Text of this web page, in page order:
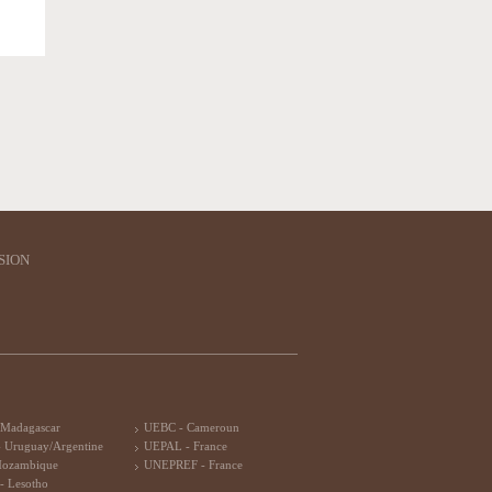
Uruguay/Argentine
Lesotho
UEBC - Cameroun
UEPAL - France
UNEPREF - France